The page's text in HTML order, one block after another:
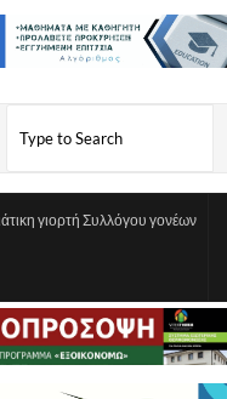
γιορτή Συλλόγου γονέων